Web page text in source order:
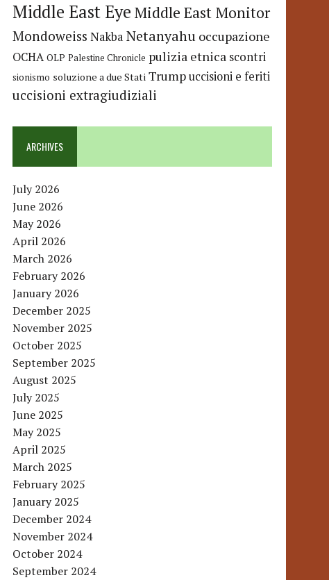
Middle East Eye Middle East Monitor
Mondoweiss Nakba Netanyahu occupazione
OCHA OLP Palestine Chronicle pulizia etnica scontri
sionismo soluzione a due Stati Trumpuccisioni e feriti
uccisioni extragiudiziali
ARCHIVES
July 2026
June 2026
May 2026
April 2026
March 2026
February 2026
January 2026
December 2025
November 2025
October 2025
September 2025
August 2025
July 2025
June 2025
May 2025
April 2025
March 2025
February 2025
January 2025
December 2024
November 2024
October 2024
September 2024